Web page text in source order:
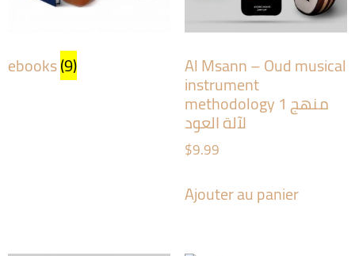
ebooks(9) Al Msann – Oud musical
instrument
methodology 1 منهج
لآلة العود
$9.99
Ajouter au panier